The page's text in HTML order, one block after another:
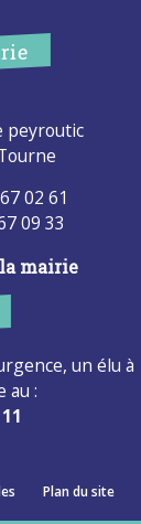
peyroutic
02 61
09 33
mairie
un élu à
au :
Plan du site